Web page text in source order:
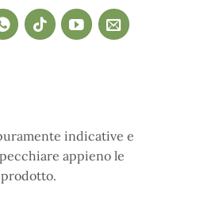
indicative e
appieno le